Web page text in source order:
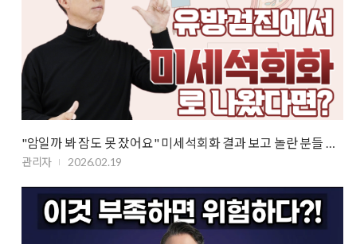
"암일까 봐 잠도 못 잤어요" 미세석회화 결과 보고 놀란 분들 꼭…
관리자 2026.02.19